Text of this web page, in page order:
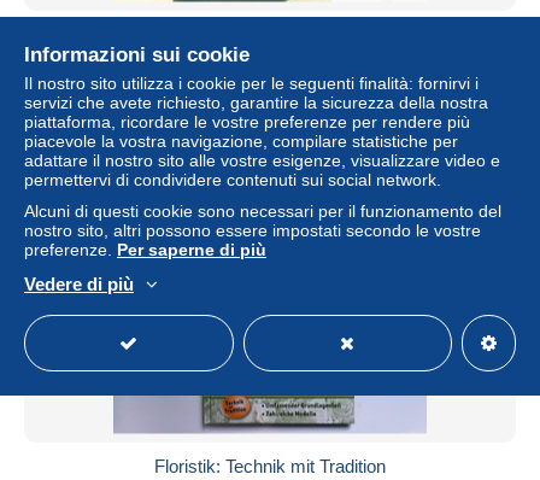
Stato Professionista
Floristik: Technik mit Tradition
Informazioni sui cookie
Il nostro sito utilizza i cookie per le seguenti finalità: fornirvi i
servizi che avete richiesto, garantire la sicurezza della nostra
piattaforma, ricordare le vostre preferenze per rendere più
piacevole la vostra navigazione, compilare statistiche per
adattare il nostro sito alle vostre esigenze, visualizzare video e
permettervi di condividere contenuti sui social network.
Alcuni di questi cookie sono necessari per il funzionamento del
nostro sito, altri possono essere impostati secondo le vostre
preferenze. Per saperne di più
Vedere di più